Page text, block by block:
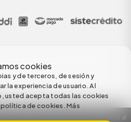
cookies
y de terceros, de sesión y
la experiencia de usuario. Al
usted acepta todas las cookies
de cookies.Más
NIT: 890924167-6 Dirección: Carrera 50 #